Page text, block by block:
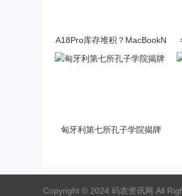
A18Pro库存堆积？MacBookN
eo与PP终极火焰狂潮意外同
框
匈牙利第七所孔子学院揭牌
Copyright © 2024 码农资讯网 All